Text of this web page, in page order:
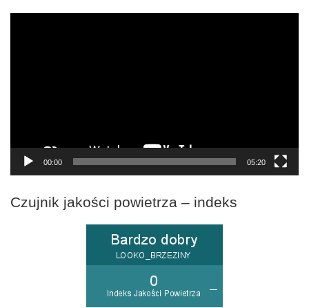
00:00 05:20
Czujnik jakości powietrza – indeks